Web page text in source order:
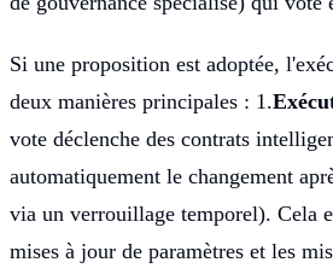
Si une proposition est adoptée,
deux manières principales : 1.
vote déclenche des contrats
automatiquement le changement
via un verrouillage temporel). Cela
mises à jour de paramètres et les